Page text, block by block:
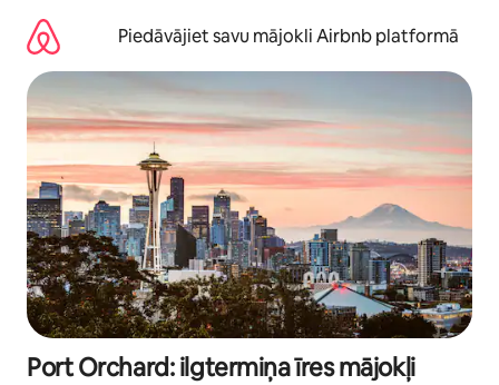
saturu
Piedāvājiet savu mājokli Airbnb platformā
Port Orchard: ilgtermiņa īres mājokļi